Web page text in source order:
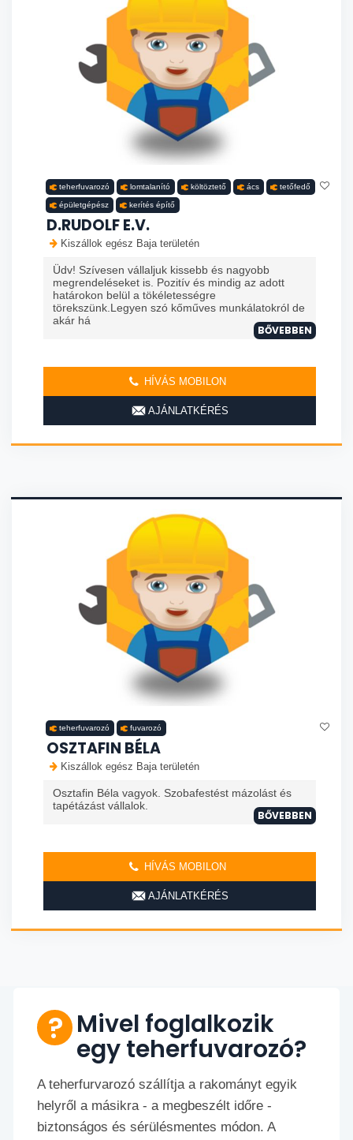
teherfuvarozó lomtalanító költöztető ács tetőfedő
épületgépész kerítés építő
D.RUDOLF E.V.
Kiszállok egész Baja területén
Üdv! Szívesen vállaljuk kissebb és nagyobb
megrendeléseket is. Pozitív és mindig az adott
határokon belül a tökéletességre
törekszünk.Legyen szó kőműves munkálatokról de
akár há
BŐVEBBEN
HÍVÁS MOBILON
AJÁNLATKÉRÉS
teherfuvarozó fuvarozó
OSZTAFIN BÉLA
Kiszállok egész Baja területén
Osztafin Béla vagyok. Szobafestést mázolást és
tapétázást vállalok.
BŐVEBBEN
HÍVÁS MOBILON
AJÁNLATKÉRÉS
Mivel foglalkozik
egy teherfuvarozó?
A teherfurvarozó szállítja a rakományt egyik
helyről a másikra - a megbeszélt időre -
biztonságos és sérülésmentes módon. A